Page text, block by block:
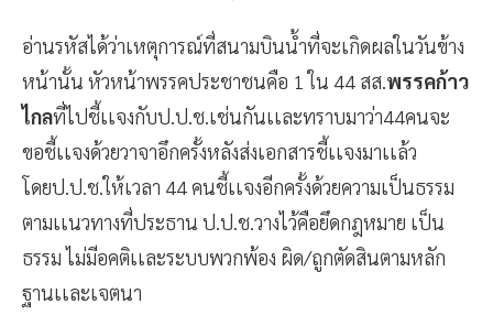
อ่านรหัสได้ว่าเหตุการณ์ที่สนามบินน้ำที่จะเกิดผลในวันข้าง
หน้านั้น หัวหน้าพรรคประชาชนคือ 1 ใน 44 สส.พรรคก้าว
ไกลที่ไปชี้เเจงกับป.ป.ช.เช่นกันเเละทราบมาว่า44คนจะ
ขอชี้เเจงด้วยวาจาอึกครั้งหลังส่งเอกสารชี้เเจงมาเเล้ว
โดยป.ป.ช.ให้เวลา 44 คนชี้เเจงอีกครั้งด้วยความเป็นธรรม
ตามเเนวทางที่ประธาน ป.ป.ช.วางไว้คือยึดกฎหมาย เป็น
ธรรม ไม่มีอคติเเละระบบพวกพ้อง ผิด/ถูกตัดสินตามหลัก
ฐานเเละเจตนา